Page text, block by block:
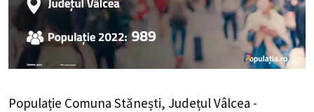
Populație Comuna Stănești, Județul Vâlcea -